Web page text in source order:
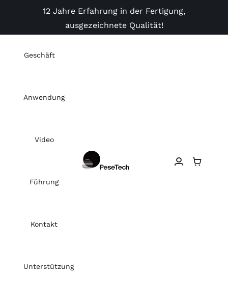
content
12 Jahre Erfahrung in der Fertigung,
ausgezeichnete Qualität!
Geschäft
Anwendung
Video
Führung
Kontakt
Unterstützung